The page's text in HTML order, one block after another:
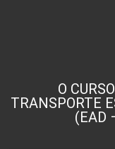
O
TRANSPORTE
(EAD